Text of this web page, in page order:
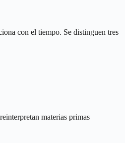
con el tiempo. Se distinguen tres
materias primas